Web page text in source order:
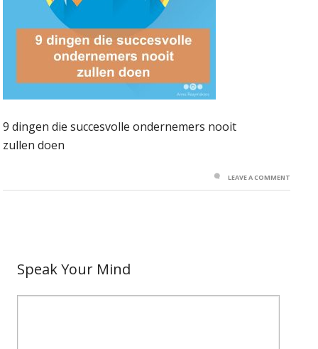
9 dingen die succesvolle ondernemers nooit
zullen doen
LEAVE A COMMENT
Speak Your Mind